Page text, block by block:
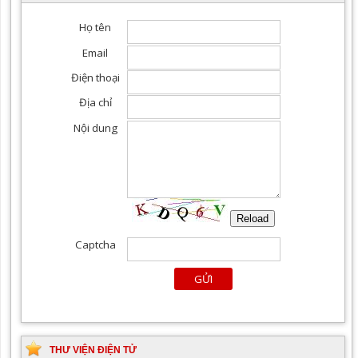
Khoa yêu cầu, điều trị tất
cả các chuyên khoa
THƯ VIỆN ĐIỆN TỬ